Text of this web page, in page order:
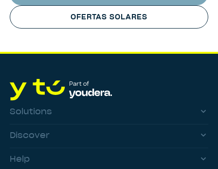
OFERTAS SOLARES
Solutions
Discover
Help